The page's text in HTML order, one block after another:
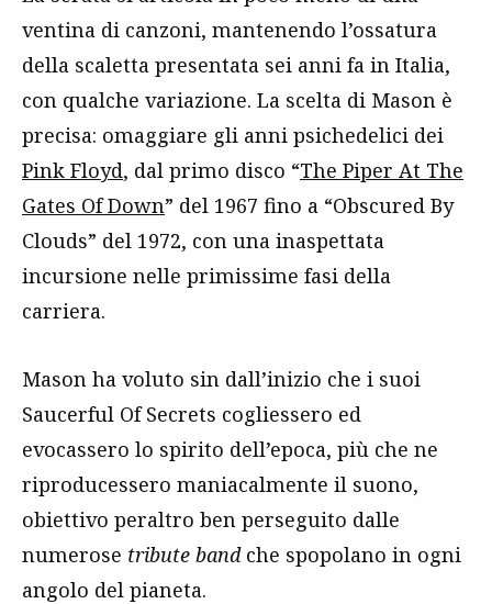
ventina di canzoni, mantenendo l’ossatura
della scaletta presentata sei anni fa in Italia,
con qualche variazione. La scelta di Mason è
precisa: omaggiare gli anni psichedelici dei
Pink Floyd, dal primo disco “The Piper At The
Gates Of Down” del 1967 fino a “Obscured By
Clouds” del 1972, con una inaspettata
incursione nelle primissime fasi della
carriera.
Mason ha voluto sin dall’inizio che i suoi
Saucerful Of Secrets cogliessero ed
evocassero lo spirito dell’epoca, più che ne
riproducessero maniacalmente il suono,
obiettivo peraltro ben perseguito dalle
numerose tribute bandche spopolano in ogni
angolo del pianeta.